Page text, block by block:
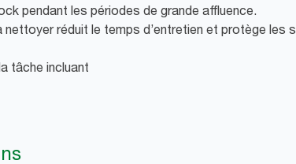
pendant les périodes de grande affluence.
nettoyer réduit le temps d’entretien et protège les
tâche incluant